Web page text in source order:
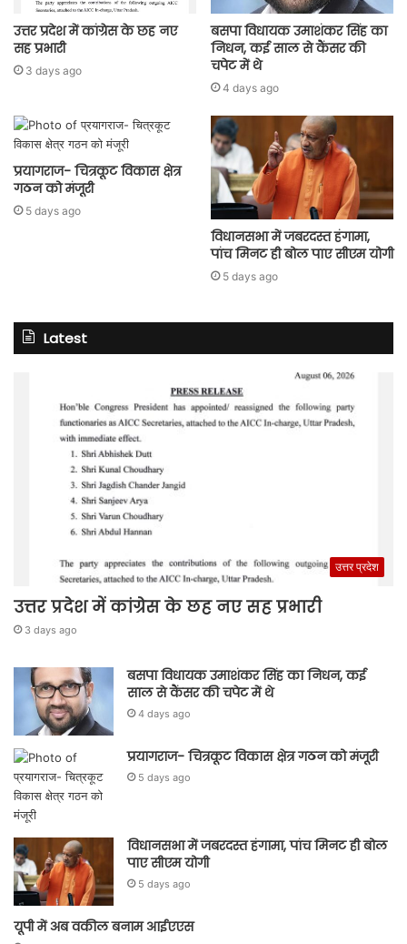
उत्तर प्रदेश में कांग्रेस के छह नए
सह प्रभारी
3 days ago
बसपा विधायक उमाशंकर सिंह का
निधन, कई साल से कैंसर की
चपेट में थे
4 days ago
प्रयागराज- चित्रकूट विकास क्षेत्र
गठन को मंजूरी
5 days ago
विधानसभा में जबरदस्त हंगामा,
पांच मिनट ही बोल पाए सीएम योगी
5 days ago
Latest
उत्तर प्रदेश
उत्तर प्रदेश में कांग्रेस के छह नए सह प्रभारी
3 days ago
बसपा विधायक उमाशंकर सिंह का निधन, कई
साल से कैंसर की चपेट में थे
4 days ago
प्रयागराज- चित्रकूट विकास क्षेत्र गठन को मंजूरी
5 days ago
विधानसभा में जबरदस्त हंगामा, पांच मिनट ही बोल
पाए सीएम योगी
5 days ago
यूपी में अब वकील बनाम आईएएस